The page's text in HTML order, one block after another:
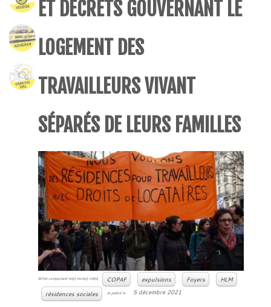
ET DÉCRETS GOUVERNANT LE
LOGEMENT DES
TRAVAILLEURS VIVANT
SÉPARÉS DE LEURS FAMILLES
Billet comportant le(s) mot(s) clé(s) COPAF expulsions Foyers
HLM
résidences sociales
et publié le 5 décembre 2021